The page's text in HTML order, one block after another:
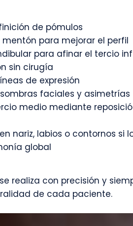
de pómulos
mentón para mejorar el perfil
para afinar el tercio
sin cirugía
de expresión
faciales y asimetrías
medio mediante
nariz, labios o contornos si
global
realiza con precisión y
de cada paciente.